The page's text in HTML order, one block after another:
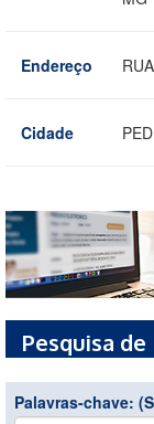
Endereço
Cidade
Pesquisa
Palavras-chave: